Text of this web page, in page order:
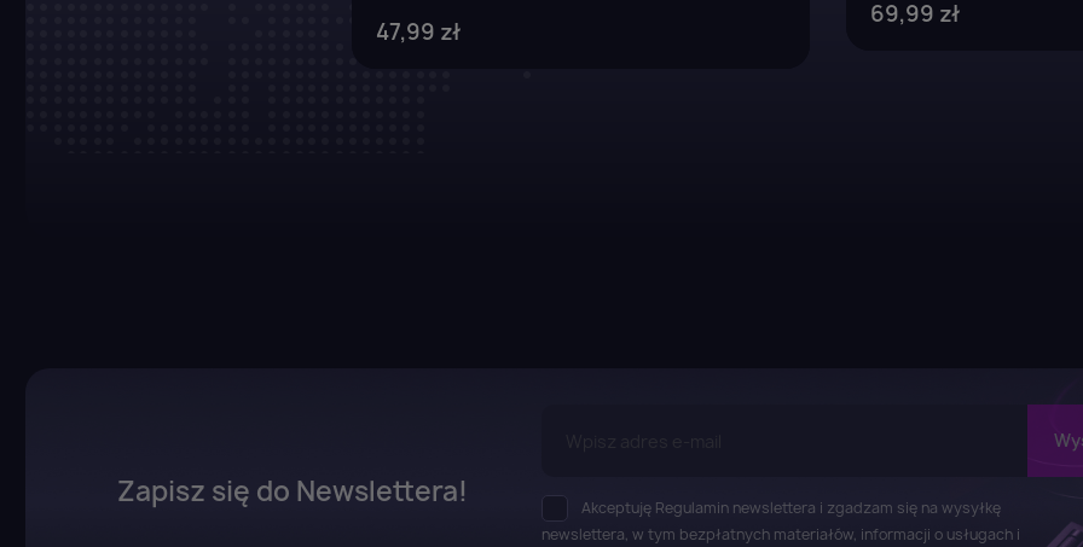
47,99 zł
69,99 zł
Zapisz się do Newslettera!
Akceptuję Regulamin newslettera i zgadzam się na wysyłkę
newslettera, w tym bezpłatnych materiałów, informacji o usługach i